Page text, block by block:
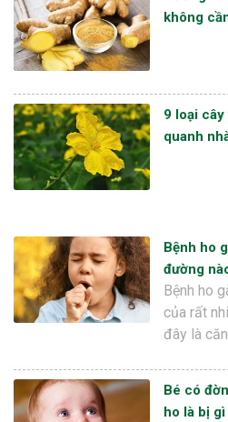
không
9 loại cây
quanh
Bệnh ho
đường
Bệnh ho
của rất
đây là
Bé có
ho là bị